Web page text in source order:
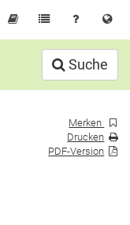
Suche
Merken
Drucken
PDF-Version